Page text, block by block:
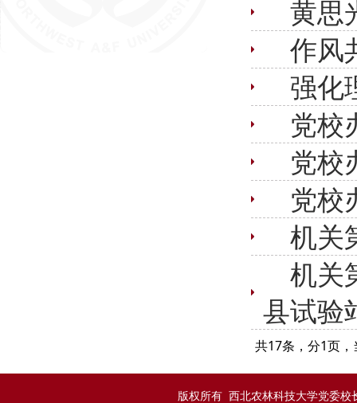
黄思
作风
强化
党校
党校
党校
机关
机关
县试验
共17条，分1页，
版权所有 西北农林科技大学党委校